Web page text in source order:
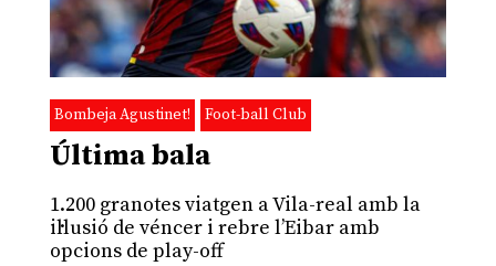
Bombeja Agustinet! Foot-ball Club
Última bala
1.200 granotes viatgen a Vila-real amb la
il·lusió de véncer i rebre l’Eibar amb
opcions de play-off